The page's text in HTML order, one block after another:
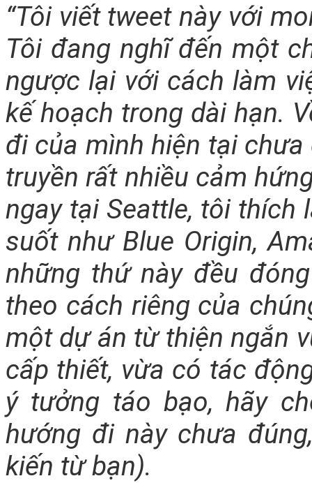
“Tôi viết tweet này với
Tôi đang nghĩ đến một
ngược lại với cách làm
kế hoạch trong dài hạn.
đi của mình hiện tại
truyền rất nhiều cảm
ngay tại Seattle, tôi thích
suốt như Blue Origin,
những thứ này đều
theo cách riêng của
một dự án từ thiện ngắn
cấp thiết, vừa có tác
ý tưởng táo bạo, hãy
hướng đi này chưa
kiến từ bạn).